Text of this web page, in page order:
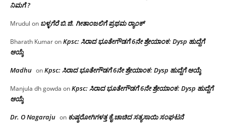
ನಿಮಗೆ ?
Mrudul on ಬಳ್ಳಗೆರೆ ಬಿ.ಜಿ. ಗೀತಾಂಜಲಿಗೆ ಪ್ರಥಮ ರ‌್ಯಾಂಕ್
Bharath KumaronKpsc: ಸಿರಾದ ಭೂತೇಗೌಡಗೆ 6ನೇ ಶ್ರೇಯಾಂಕ: Dysp ಹುದ್ದೆಗೆ
ಆಯ್ಕೆ
Madhu onKpsc: ಸಿರಾದ ಭೂತೇಗೌಡಗೆ 6ನೇ ಶ್ರೇಯಾಂಕ: Dysp ಹುದ್ದೆಗೆ ಆಯ್ಕೆ
Manjula dh gowda onKpsc: ಸಿರಾದ ಭೂತೇಗೌಡಗೆ 6ನೇ ಶ್ರೇಯಾಂಕ: Dysp ಹುದ್ದೆಗೆ
ಆಯ್ಕೆ
Dr. O Nagaraju on ಕುಷ್ಠರೋಗಿಗಳತ್ತ ಕೈ ಚಾಚಿದ ಸತ್ಯಸಾಯಿ ಸಂಘಟನೆ